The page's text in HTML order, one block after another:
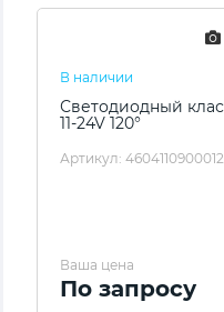
В наличии
Светодиодный
11-24V 120°
Артикул: 4604110900012
Ваша цена
По запросу